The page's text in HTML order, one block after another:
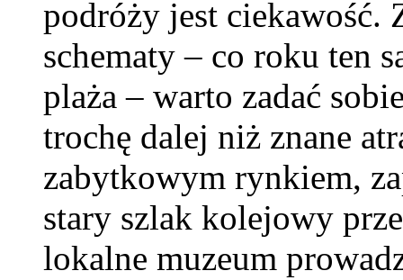
podróży jest ciekawość.
schematy – co roku ten
plaża – warto zadać
trochę dalej niż znane
zabytkowym rynkiem,
stary szlak kolejowy
lokalne muzeum